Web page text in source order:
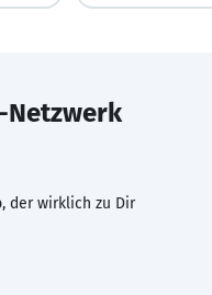
Netzwerk
der wirklich zu Dir